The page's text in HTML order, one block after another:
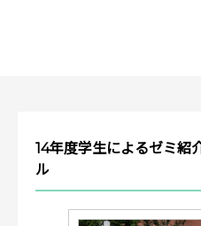
14年度学生によるゼミ紹
ル